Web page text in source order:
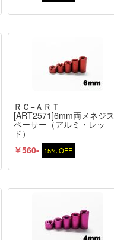
ＲＣ−ＡＲＴ
[ART2571]6mm両メネジス
ペーサー（アルミ・レッ
ド）
￥560- 15% OFF